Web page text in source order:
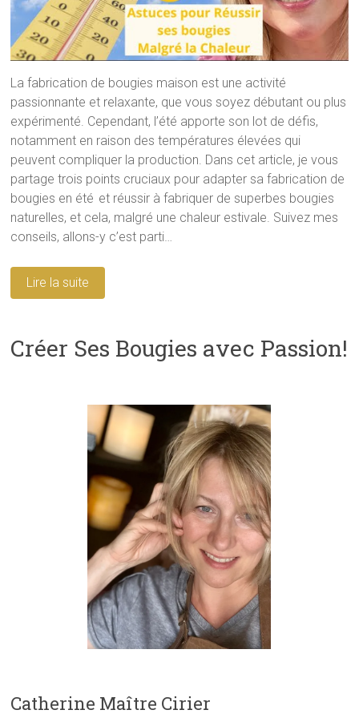
La fabrication de bougies maison est une activité
passionnante et relaxante, que vous soyez débutant ou plus
expérimenté. Cependant, l’été apporte son lot de défis,
notamment en raison des températures élevées qui
peuvent compliquer la production. Dans cet article, je vous
partage trois points cruciaux pour adapter sa fabrication de
bougies en été et réussir à fabriquer de superbes bougies
naturelles, et cela, malgré une chaleur estivale. Suivez mes
conseils, allons-y c’est parti…
Lire la suite
Créer Ses Bougies avec Passion!
Catherine Maître Cirier